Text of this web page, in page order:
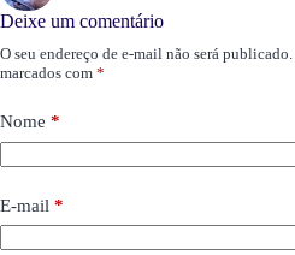
Deixe um comentário
O seu endereço de e-mail não será publicado.
marcados com *
Nome *
E-mail *